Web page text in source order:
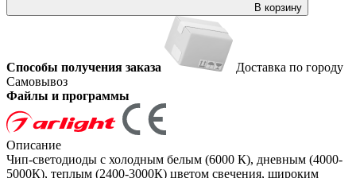
В корзину
Способы получения заказа
Доставка по городу
Самовывоз
Файлы и программы
Описание
Чип-светодиоды с холодным белым (6000 К), дневным (4000-
5000К), теплым (2400-3000К) цветом свечения, широким